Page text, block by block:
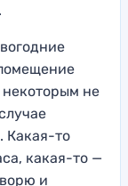
некоторым не
Какая-то
какая-то —
и